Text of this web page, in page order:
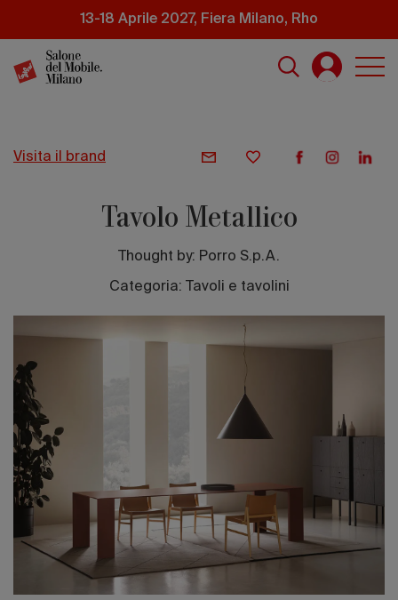
principale
13-18 Aprile 2027, Fiera Milano, Rho
Edizione
visita il brand
Tavolo Metallico
Thought by: Porro S.p.A.
Categoria: Tavoli e tavolini